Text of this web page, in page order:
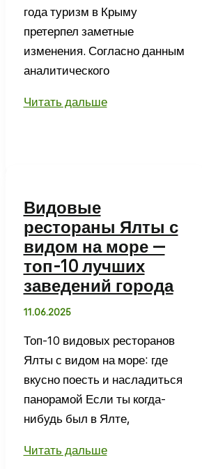
года туризм в Крыму
претерпел заметные
изменения. Согласно данным
аналитического
Что
идеи
сувениров
и
подарков
для
родных
и
друзей
Читать дальше
Видовые
рестораны Ялты с
видом на море —
топ-10 лучших
заведений города
11.06.2025
Топ-10 видовых ресторанов
Ялты с видом на море: где
вкусно поесть и насладиться
панорамой Если ты когда-
нибудь был в Ялте,
Видовые
Читать дальше